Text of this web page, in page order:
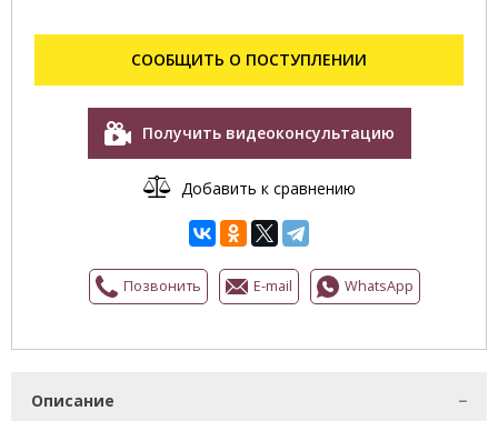
СООБЩИТЬ О ПОСТУПЛЕНИИ
Получить видеоконсультацию
Добавить к сравнению
Позвонить E-mail WhatsApp
Описание